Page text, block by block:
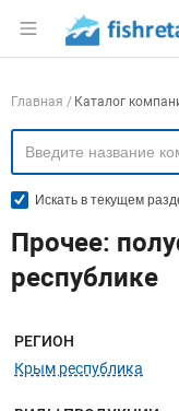
Раздел
Навигация
Главная Каталог
Искать в текущем
Прочее:
республике
Меню
РЕГИОН
Крым республика